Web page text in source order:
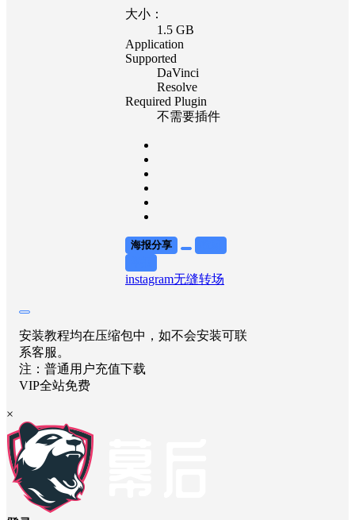
大小：
1.5 GB
Application
Supported
DaVinci
Resolve
Required Plugin
不需要插件
海报分享
instagram无缝转场
安装教程均在压缩包中，如不会安装可联
系客服。
注：普通用户充值下载
VIP全站免费
×